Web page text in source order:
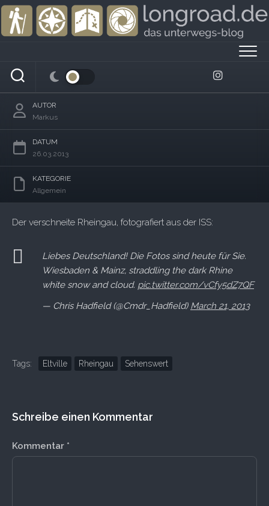
Skip
content
Rheingau von oben
AUTOR
Markus
DATUM
26.03.2013
KATEGORIE
Allgemein
Der verschneite Rheingau, fotografiert aus der ISS:
Liebes Deutschland! Die Fotos sind heute für Sie.
Wiesbaden & Mainz, straddling the dark Rhine
white snow and cloud. pic.twitter.com/vCfy5dZ7QF
— Chris Hadfield (@Cmdr_Hadfield) March 21, 2013
Tags: Eltville Rheingau Sehenswert
Schreibe einen Kommentar
Kommentar *